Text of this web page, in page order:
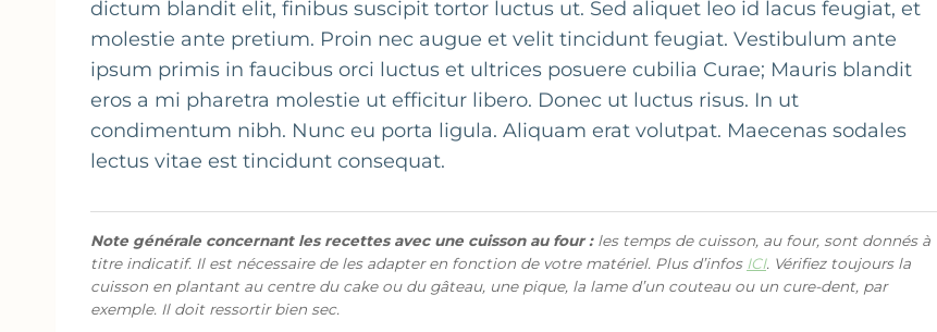
dictum blandit elit, finibus suscipit tortor luctus ut. Sed aliquet leo id lacus feugiat, et
molestie ante pretium. Proin nec augue et velit tincidunt feugiat. Vestibulum ante
ipsum primis in faucibus orci luctus et ultrices posuere cubilia Curae; Mauris blandit
eros a mi pharetra molestie ut efficitur libero. Donec ut luctus risus. In ut
condimentum nibh. Nunc eu porta ligula. Aliquam erat volutpat. Maecenas sodales
lectus vitae est tincidunt consequat.
Note générale concernant les recettes avec une cuisson au four :les temps de cuisson, au four, sont donnés à
titre indicatif. Il est nécessaire de les adapter en fonction de votre matériel. Plus d’infos ICI. Vérifiez toujours la
cuisson en plantant au centre du cake ou du gâteau, une pique, la lame d’un couteau ou un cure-dent, par
exemple. Il doit ressortir bien sec.